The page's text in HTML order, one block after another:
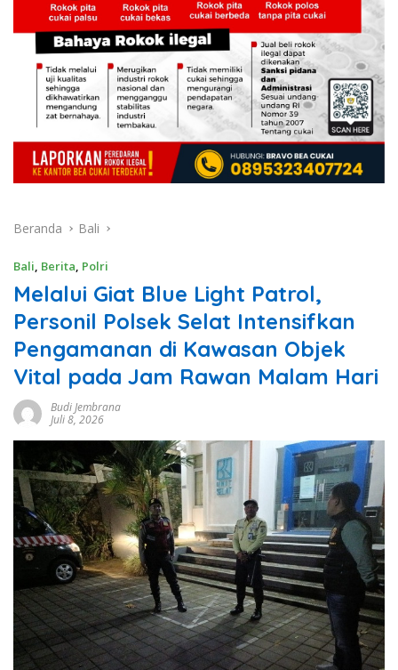
Beranda Bali
Bali, Berita, Polri
Melalui Giat Blue Light Patrol,
Personil Polsek Selat Intensifkan
Pengamanan di Kawasan Objek
Vital pada Jam Rawan Malam Hari
Budi Jembrana
Juli 8, 2026